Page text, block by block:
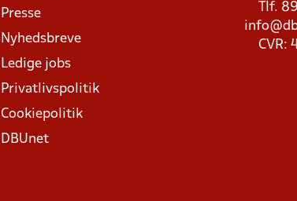
Presse
Nyhedsbreve
Ledige jobs
Privatlivspolitik
Cookiepolitik
DBUnet
Tlf.
CVR: